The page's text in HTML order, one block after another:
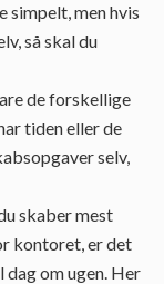
simpelt, men hvis
så skal du
de forskellige
tiden eller de
selv,
skaber mest
kontoret, er det
om ugen. Her